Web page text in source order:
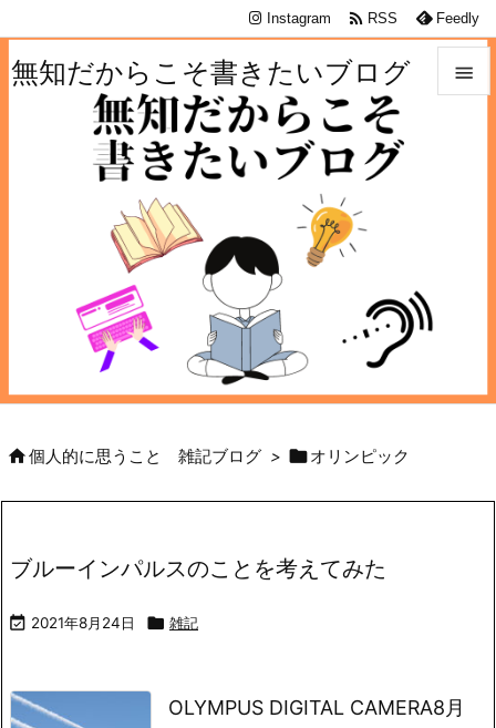
無知だからこそ書きたいブログ 
Instagram  RSS Feedly
個人的に思うこと 雑記ブログ > オリンピック
ブルーインパルスのことを考えてみた
 2021年8月24日  雑記
OLYMPUS DIGITAL CAMERA8月